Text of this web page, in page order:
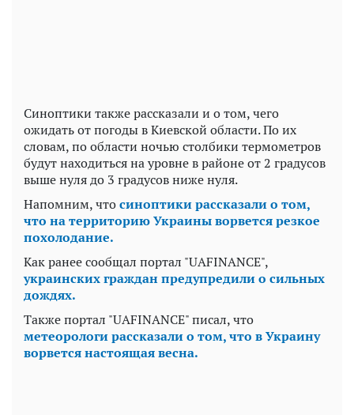
Синоптики также рассказали и о том, чего
ожидать от погоды в Киевской области. По их
словам, по области ночью столбики термометров
будут находиться на уровне в районе от 2 градусов
выше нуля до 3 градусов ниже нуля.
Напомним, чтосиноптики рассказали о том,
что на территорию Украины ворвется резкое
похолодание.
Как ранее сообщал портал "UAFINANCE",
украинских граждан предупредили о сильных
дождях.
Также портал "UAFINANCE" писал, что
метеорологи рассказали о том, что в Украину
ворвется настоящая весна.